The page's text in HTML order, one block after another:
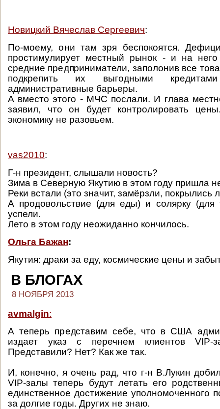
Новицкий Вячеслав Сергеевич:
По-моему, они там зря беспокоятся.
простимулирует местный рынок - и на
средние предприниматели, заполонив все
подкрепить их выгодными
административные барьеры.
А вместо этого - МЧС послали. И глава
заявил, что он будет контролировать
экономику не разовьем.
vas2010:
Г-н президент, слышали новость?
Зима в Северную Якутию в этом году пришла
Реки встали (это значит, замёрзли, покрылись
А продовольствие (для еды) и солярку (для
успели.
Лето в этом году неожиданно кончилось.
Ольга Бажан:
Якутия: драки за еду, космические цены и
В БЛОГАХ
8 НОЯБРЯ 2013
avmalgin:
А теперь представим себе, что в США
издает указ с перечнем клиентов VIP-
Представили? Нет? Как же так.
И, конечно, я очень рад, что г-н В.Лукин
VIP-залы теперь будут летать его
единственное достижение уполномоченного
за долгие годы. Других не знаю.